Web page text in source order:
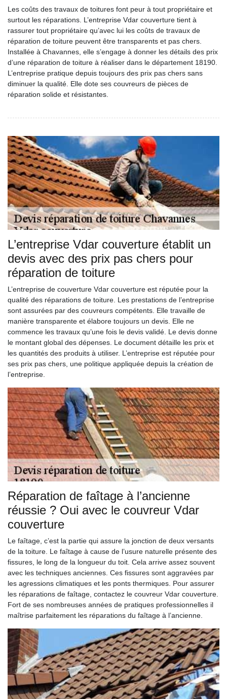
Les coûts des travaux de toitures font peur à tout propriétaire et
surtout les réparations. L’entreprise Vdar couverture tient à
rassurer tout propriétaire qu’avec lui les coûts de travaux de
réparation de toiture peuvent être transparents et pas chers.
Installée à Chavannes, elle s’engage à donner les détails des prix
d’une réparation de toiture à réaliser dans le département 18190.
L’entreprise pratique depuis toujours des prix pas chers sans
diminuer la qualité. Elle dote ses couvreurs de pièces de
réparation solide et résistantes.
L’entreprise Vdar couverture établit un
devis avec des prix pas chers pour
réparation de toiture
L’entreprise de couverture Vdar couverture est réputée pour la
qualité des réparations de toiture. Les prestations de l’entreprise
sont assurées par des couvreurs compétents. Elle travaille de
manière transparente et élabore toujours un devis. Elle ne
commence les travaux qu’une fois le devis validé. Le devis donne
le montant global des dépenses. Le document détaille les prix et
les quantités des produits à utiliser. L’entreprise est réputée pour
ses prix pas chers, une politique appliquée depuis la création de
l’entreprise.
Réparation de faîtage à l’ancienne
réussie ? Oui avec le couvreur Vdar
couverture
Le faîtage, c’est la partie qui assure la jonction de deux versants
de la toiture. Le faîtage à cause de l’usure naturelle présente des
fissures, le long de la longueur du toit. Cela arrive assez souvent
avec les techniques anciennes. Ces fissures sont aggravées par
les agressions climatiques et les ponts thermiques. Pour assurer
les réparations de faîtage, contactez le couvreur Vdar couverture.
Fort de ses nombreuses années de pratiques professionnelles il
maîtrise parfaitement les réparations du faîtage à l’ancienne.